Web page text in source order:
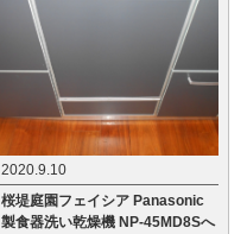
2020.9.10
桜堤庭園フェイシア Panasonic
製食器洗い乾燥機 NP-45MD8Sへ